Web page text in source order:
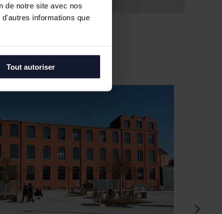
de notre site avec nos
informations que
Tout autoriser